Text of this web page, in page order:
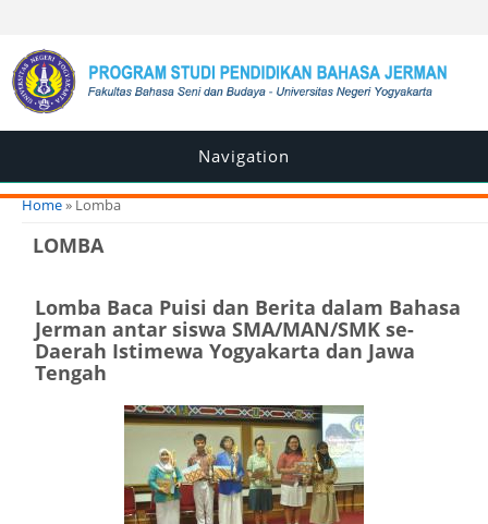
Navigation
You are here
Home» Lomba
LOMBA
Lomba Baca Puisi dan Berita dalam Bahasa
Jerman antar siswa SMA/MAN/SMK se-
Daerah Istimewa Yogyakarta dan Jawa
Tengah